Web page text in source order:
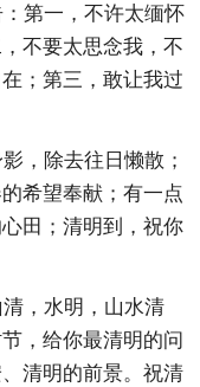
第一，不许太缅怀
不要太思念我，不
；第三，敢让我过
，除去往日懒散；
希望奉献；有一点
田；清明到，祝你
，水明，山水清
，给你最清明的问
清明的前景。祝清